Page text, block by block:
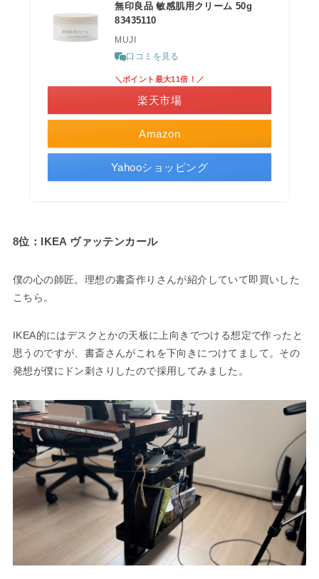
無印良品 敏感肌用クリーム 50g
83435110
MUJI
口コミを見る
Amazon
＼ポイント最大11倍！／
楽天市場
Yahooショッピング
8位：IKEA ヴァッテンカール
僕の心の師匠。理想の書斎作りさんが紹介していて即買いした
こちら。
IKEA的にはデスクとかの天板に上向きでつける想定で作ったと
思うのですが、書斎さんがこれを下向きにつけてまして。その
発想が僕にドン刺さりしたので採用してみました。